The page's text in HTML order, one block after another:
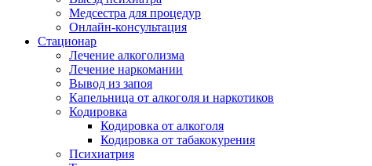
Медсестра для процедур
Онлайн-консультация
Стационар
Лечение алкоголизма
Лечение наркомании
Вывод из запоя
Капельница от алкоголя и наркотиков
Кодировка
Кодировка от алкоголя
Кодировка от табакокурения
Психиатрия